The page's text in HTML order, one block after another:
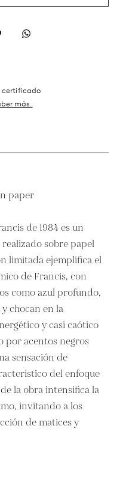
certificado
más.
paper
de 1984 es un
sobre papel
limitada ejemplifica el
de Francis, con
como azul profundo,
chocan en la
y casi caótico
por acentos negros
sensación de
del enfoque
la obra intensifica la
invitando a los
de matices y